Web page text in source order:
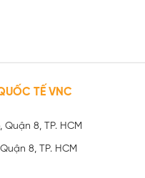
TẾ VNC
8, TP. HCM
8, TP. HCM